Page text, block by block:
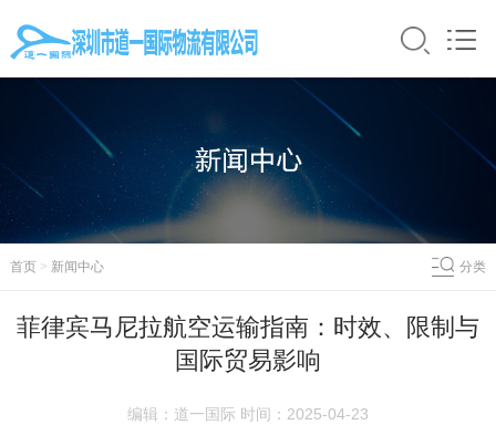
首页> 新闻中心 分类
菲律宾马尼拉航空运输指南：时效、限制与
国际贸易影响
编辑：道一国际 时间：2025-04-23